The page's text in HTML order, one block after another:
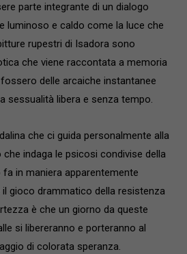
parte integrante di un dialogo
luminoso e caldo come la luce che
rupestri di Isadora sono
che viene raccontata a memoria
delle arcaiche instantanee
sessualità libera e senza tempo.
che ci guida personalmente alla
indaga le psicosi condivise della
in maniera apparentemente
gioco drammatico della resistenza
è che un giorno da queste
si libereranno e porteranno al
di colorata speranza.